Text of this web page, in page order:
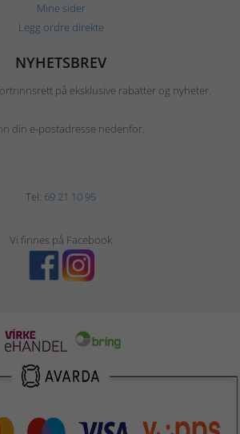
Mine sider
Legg ordre direkte
NYHETSBREV
på eksklusive rabatter og nyheter.
din e-postadresse nedenfor.
Tel: 69 21 10 95
Vi finnes på Facebook